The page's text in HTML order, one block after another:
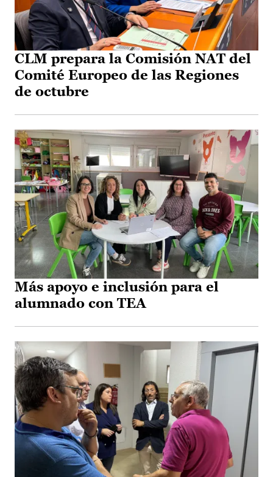
CLM prepara la Comisión NAT del
Comité Europeo de las Regiones
de octubre
Más apoyo e inclusión para el
alumnado con TEA